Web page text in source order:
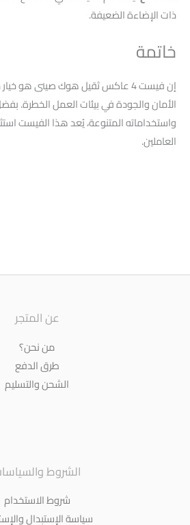
ذات الإضاءة الضعيفة.
خاتمة
إن فيست 4 عاكس ثقيل هوك صينى هو
الأمان والجودة في بيئات العمل الخطرة.
واستخداماته المتنوعة، يُعد هذا الفيست
العاملين.
عن المتجر
من نحن؟
طرق الدفع
الشحن والتسليم
الشروط
شروط الاستخدام
سياسة الإستبدال